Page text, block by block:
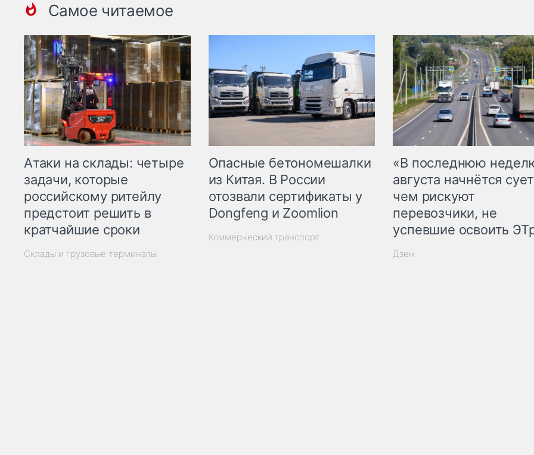
Самое читаемое
Атаки на склады: четыре
задачи, которые
российскому ритейлу
предстоит решить в
кратчайшие сроки
Склады и грузовые терминалы
Опасные бетономешалки
из Китая. В России
отозвали сертификаты у
Dongfeng и Zoomlion
Коммерческий транспорт
«В последнюю
августа начнётся
чем рискуют
перевозчики, не
успевшие освоить
Дзен